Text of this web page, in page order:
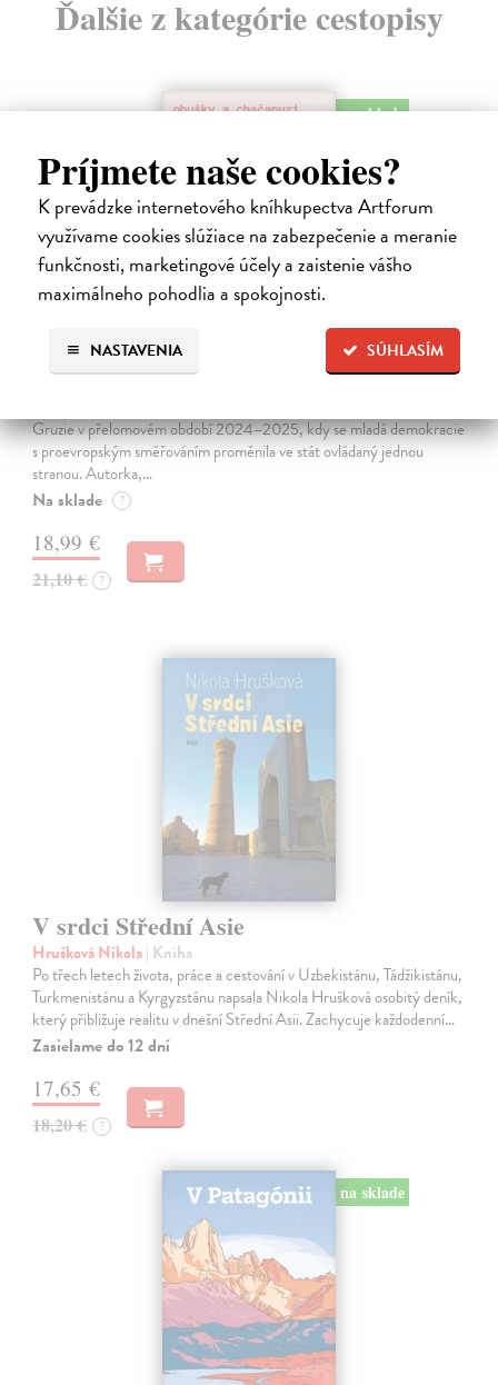
Príjmete naše cookies?
K prevádzke internetového kníhkupectva Artforum
využívame cookies slúžiace na zabezpečenie a meranie
funkčnosti, marketingové účely a zaistenie vášho
maximálneho pohodlia a spokojnosti.
SÚHLASÍM
NASTAVENIA
Ďalšie z kategórie cestopisy
na sklade
Obušky a chačapuri
Gruzie v přelomovém období 2024–2025, kdy se mladá demokracie
s proevropským směřováním proměnila ve stát ovládaný jednou
stranou. Autorka,…
Na sklade ?
18,99 €
21,10 € ?
V srdci Střední Asie
Hrušková Nikola| Kniha
Po třech letech života, práce a cestování v Uzbekistánu, Tádžikistánu,
Turkmenistánu a Kyrgyzstánu napsala Nikola Hrušková osobitý deník,
který přibližuje realitu v dnešní Střední Asii. Zachycuje každodenní…
Zasielame do 12 dní
17,65 €
18,20 € ?
na sklade